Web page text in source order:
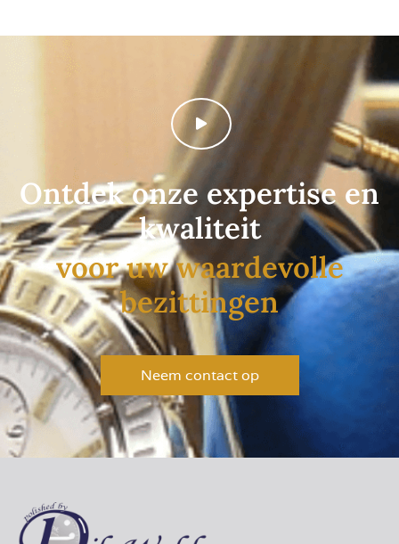
Ontdek onze expertise en
kwaliteit
voor uw waardevolle
bezittingen
Neem contact op